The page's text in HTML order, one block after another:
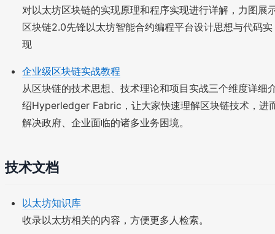
对以太坊区块链的实现原理和程序实现进行详解，力图展
区块链2.0先锋以太坊智能合约编程平台设计思想与代码实
现
企业级区块链实战教程
从区块链的技术思想、技术理论和项目实战三个维度详细
绍Hyperledger Fabric，让大家快速理解区块链技术，进
解决政府、企业面临的诸多业务困境。
技术文档
以太坊知识库
收录以太坊相关的内容，方便更多人检索。